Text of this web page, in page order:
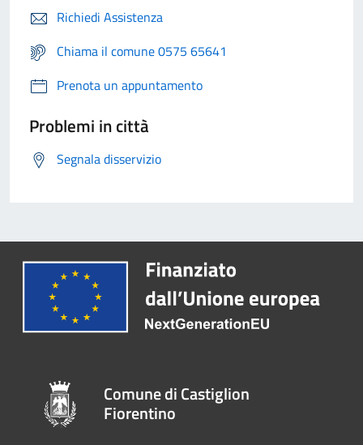
Richiedi Assistenza
Chiama il comune 0575 65641
Prenota un appuntamento
Problemi in città
Segnala disservizio
Comune di Castiglion
Fiorentino